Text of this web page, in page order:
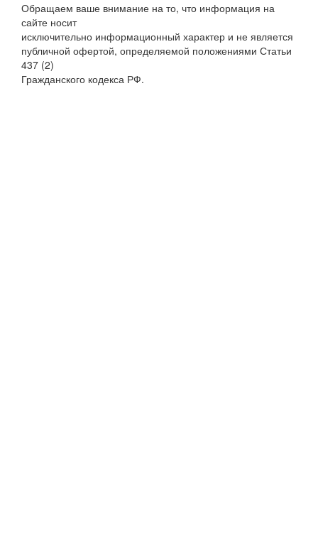
Обращаем ваше внимание на то, что информация на
сайте носит
исключительно информационный характер и не является
публичной офертой, определяемой положениями Статьи
437 (2)
Гражданского кодекса РФ.